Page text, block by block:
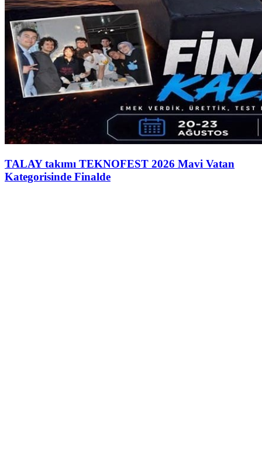
TALAY takımı TEKNOFEST 2026 Mavi Vatan
Kategorisinde Finalde